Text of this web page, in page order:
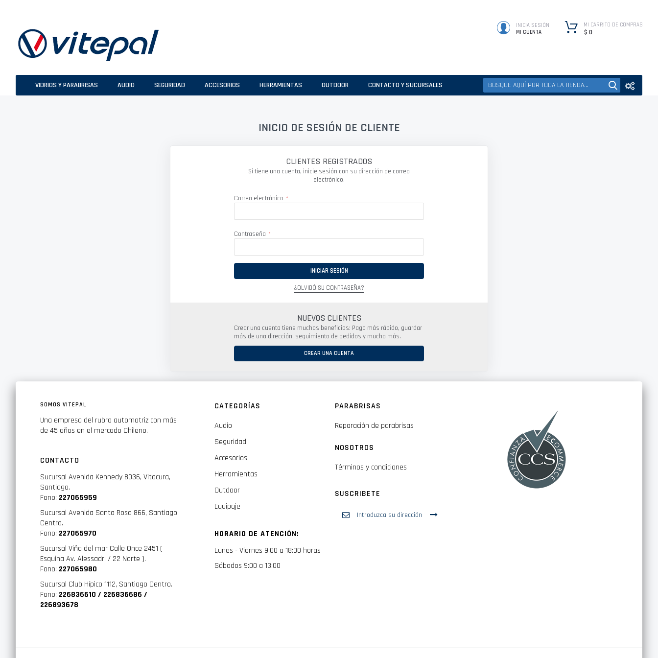
INICIA SESIÓN
MI CUENTA
MI CARRITO DE COMPRAS
$ 0
VIDRIOS Y PARABRISAS AUDIO SEGURIDAD ACCESORIOS HERRAMIENTAS OUTDOOR CONTACTO Y SUCURSALES
INICIO DE SESIÓN DE CLIENTE
CLIENTES REGISTRADOS
Si tiene una cuenta, inicie sesión con su dirección de correo
electrónico.
Correo electrónico
Contraseña
INICIAR SESIÓN
¿OLVIDÓ SU CONTRASEÑA?
NUEVOS CLIENTES
Crear una cuenta tiene muchos beneficios: Pago más rápido, guardar
más de una dirección, seguimiento de pedidos y mucho más.
CREAR UNA CUENTA
SOMOS VITEPAL
Una empresa del rubro automotriz con más
de 45 años en el mercado Chileno.
CONTACTO
Sucursal Avenida Kennedy 8036, Vitacura,
Santiago.
Fono: 227065959
Sucursal Avenida Santa Rosa 866, Santiago
Centro.
Fono: 227065970
Sucursal Viña del mar Calle Once 2451 (
Esquina Av. Alessadri / 22 Norte ).
Fono: 227065980
Sucursal Club Hípico 1112, Santiago Centro.
Fono: 226836610 / 226836686 /
226893678
CATEGORÍAS
Audio
Seguridad
Accesorios
Herramientas
Outdoor
Equipaje
HORARIO DE ATENCIÓN:
Lunes - Viernes 9:00 a 18:00 horas
Sábados 9:00 a 13:00
PARABRISAS
Reparación de parabrisas
NOSOTROS
Términos y condiciones
SUSCRIBETE